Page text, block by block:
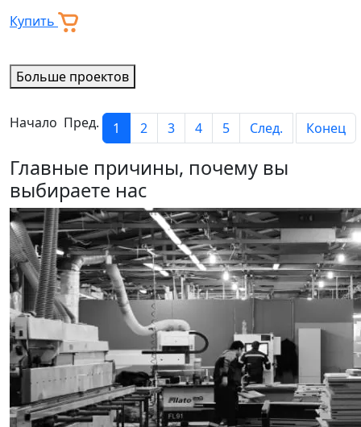
Купить
Больше проектов
Начало Пред. 1 2 3 4 5 След. Конец
Главные причины, почему вы
выбираете нас